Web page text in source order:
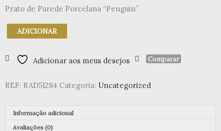
Prato de Parede Porcelana “Penguin”
Quantidade
de
de
Parede
ADICIONAR
Adicionar aos meus desejos Comparar
REF: RAD51284 Categoria: Uncategorized
Informação adicional
Avaliações (0)